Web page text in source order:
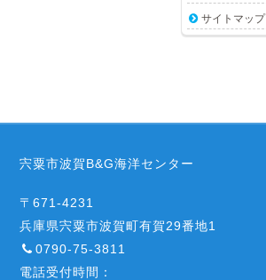
サイトマップ
宍粟市波賀B&G海洋センター
〒671-4231
兵庫県宍粟市波賀町有賀29番地1
0790-75-3811
電話受付時間：